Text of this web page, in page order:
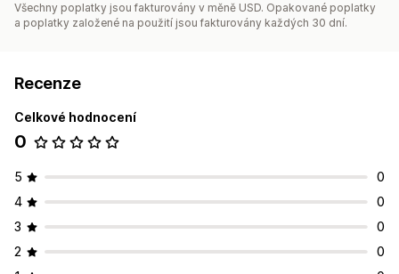
Všechny poplatky jsou fakturovány v měně USD. Opakované poplatky
a poplatky založené na použití jsou fakturovány každých 30 dní.
Recenze
Celkové hodnocení
0
5
0
4
0
3
0
2
0